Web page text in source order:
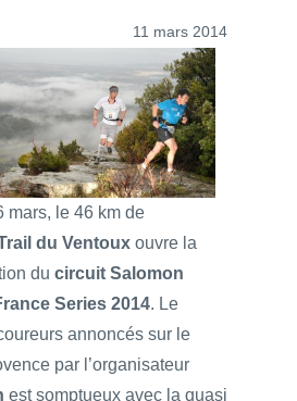
11 mars 2014
mars, le 46 km de
du Ventoux ouvre la
du circuit Salomon
Series 2014. Le
annoncés sur le
par l’organisateur
est somptueux avec la quasi